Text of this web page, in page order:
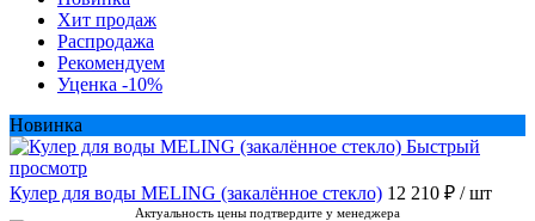
Хит продаж
Распродажа
Рекомендуем
Уценка -10%
Новинка
Быстрый
просмотр
Кулер для воды MELING (закалённое стекло) 12 210 ₽ / шт
Актуальность цены подтвердите у менеджера